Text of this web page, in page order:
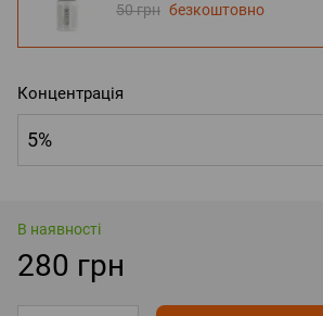
50 грн безкоштовно
Концентрація
5%
В наявності
280 грн